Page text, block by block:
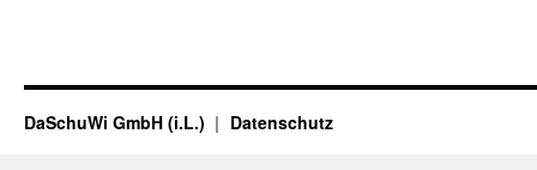
DaSchuWi GmbH (i.L.) Datenschutz